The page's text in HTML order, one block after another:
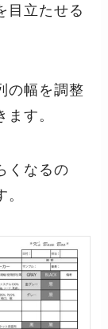
目立たせる
の幅を調整
す。
くなるの